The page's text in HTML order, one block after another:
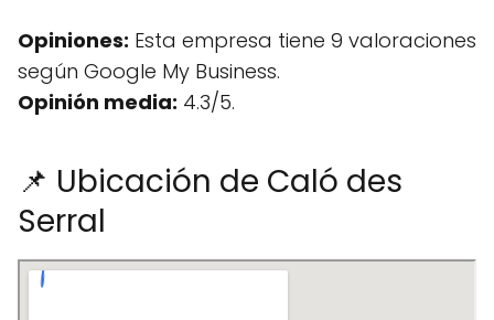
Opiniones: Esta empresa tiene 9 valoraciones
según Google My Business.
Opinión media: 4.3/5.
📌 Ubicación de Caló des
Serral